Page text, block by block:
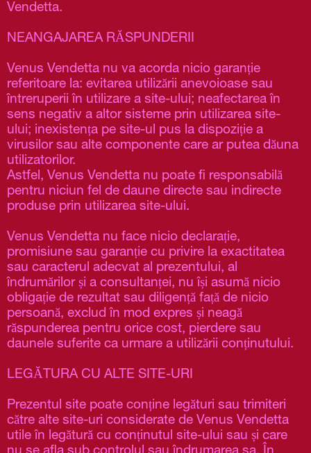
Vendetta.
NEANGAJAREA RĂSPUNDERII
Venus Vendetta nu va acorda nicio garanție
referitoare la: evitarea utilizării anevoioase sau
întreruperii în utilizare a site-ului; neafectarea în
sens negativ a altor sisteme prin utilizarea site-
ului; inexistența pe site-ul pus la dispoziție a
virusilor sau alte componente care ar putea dăuna
utilizatorilor.
Astfel, Venus Vendetta nu poate fi responsabilă
pentru niciun fel de daune directe sau indirecte
produse prin utilizarea site-ului.
Venus Vendetta nu face nicio declarație,
promisiune sau garanție cu privire la exactitatea
sau caracterul adecvat al prezentului, al
îndrumărilor și a consultanței, nu își asumă nicio
obligație de rezultat sau diligență față de nicio
persoană, exclud în mod expres și neagă
răspunderea pentru orice cost, pierdere sau
daunele suferite ca urmare a utilizării conținutului.
LEGĂTURA CU ALTE SITE-URI
Prezentul site poate conține legături sau trimiteri
către alte site-uri considerate de Venus Vendetta
utile în legătură cu conținutul site-ului sau și care